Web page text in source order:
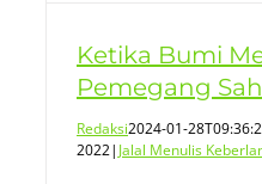
Ketika Bumi
Pemegang
Redaksi2024-01-
2022| Jalal Menulis